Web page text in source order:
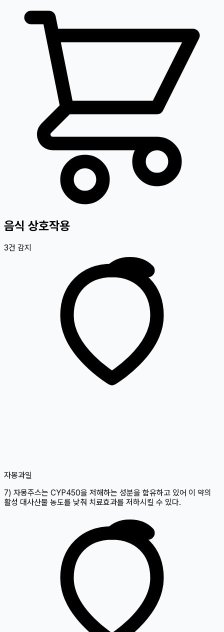
음식 상호작용
3건 감지
자몽과일
7) 자몽주스는 CYP450을 저해하는 성분을 함유하고 있어 이 약의
활성 대사산물 농도를 낮춰 치료효과를 저하시킬 수 있다.